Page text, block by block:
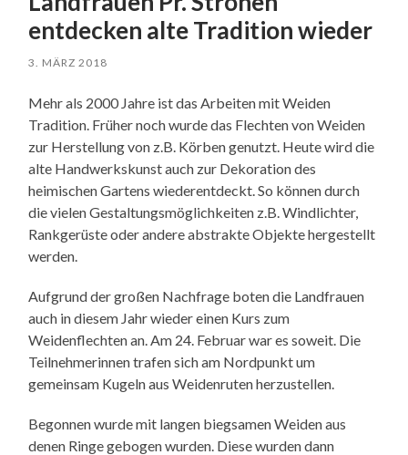
entdecken alte Tradition wieder
3. MÄRZ 2018
Mehr als 2000 Jahre ist das Arbeiten mit Weiden
Tradition. Früher noch wurde das Flechten von Weiden
zur Herstellung von z.B. Körben genutzt. Heute wird die
alte Handwerkskunst auch zur Dekoration des
heimischen Gartens wiederentdeckt. So können durch
die vielen Gestaltungsmöglichkeiten z.B. Windlichter,
Rankgerüste oder andere abstrakte Objekte hergestellt
werden.
Aufgrund der großen Nachfrage boten die Landfrauen
auch in diesem Jahr wieder einen Kurs zum
Weidenflechten an. Am 24. Februar war es soweit. Die
Teilnehmerinnen trafen sich am Nordpunkt um
gemeinsam Kugeln aus Weidenruten herzustellen.
Begonnen wurde mit langen biegsamen Weiden aus
denen Ringe gebogen wurden. Diese wurden dann